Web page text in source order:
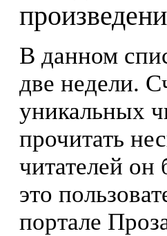
В данном
две недели.
уникальных
прочитать
читателей он
это
портале